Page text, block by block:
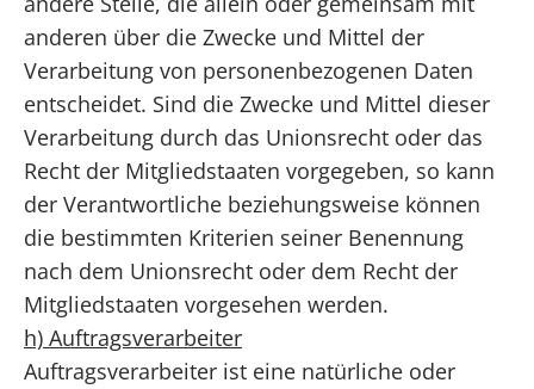
anderen über die Zwecke und Mittel der
Verarbeitung von personenbezogenen Daten
entscheidet. Sind die Zwecke und Mittel dieser
Verarbeitung durch das Unionsrecht oder das
Recht der Mitgliedstaaten vorgegeben, so kann
der Verantwortliche beziehungsweise können
die bestimmten Kriterien seiner Benennung
nach dem Unionsrecht oder dem Recht der
Mitgliedstaaten vorgesehen werden.
h) Auftragsverarbeiter
Auftragsverarbeiter ist eine natürliche oder